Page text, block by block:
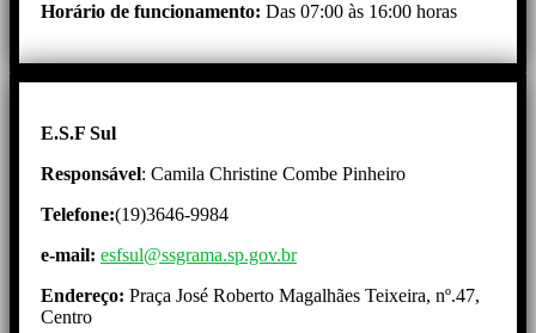
Horário de funcionamento: Das 07:00 às 16:00 horas
E.S.F Sul
Responsável: Camila Christine Combe Pinheiro
Telefone:(19)3646-9984
e-mail: esfsul@ssgrama.sp.gov.br
Endereço: Praça José Roberto Magalhães Teixeira, nº.47,
Centro